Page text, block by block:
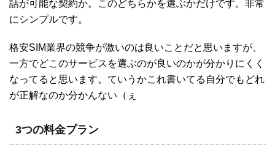
話が可能な契約か。このどちらかを選ぶかだけです。非常
にシンプルです。
格安SIM業界の競争が激いのは良いことだと思いますが、
一方でどこのサービスを選ぶのが良いのかが分かりにくく
なってると思います。ていうかこれ書いてる自分でもどれ
が正解なのか分かんない（ぇ
3つの料金プラン